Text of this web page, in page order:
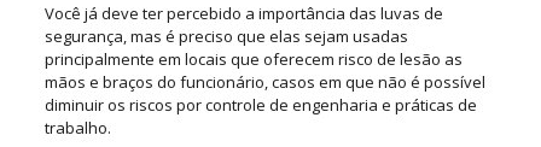
Você já deve ter percebido a importância das luvas de
segurança, mas é preciso que elas sejam usadas
principalmente em locais que oferecem risco de lesão as
mãos e braços do funcionário, casos em que não é possível
diminuir os riscos por controle de engenharia e práticas de
trabalho.